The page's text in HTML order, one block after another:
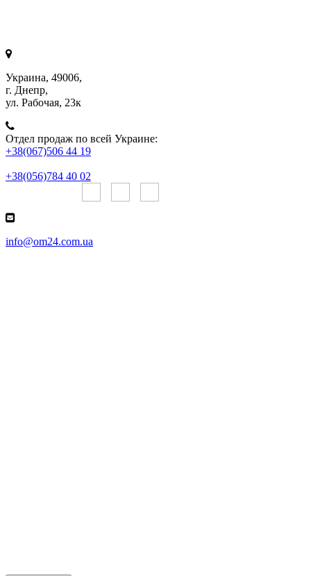
Украина, 49006,
г. Днепр,
ул. Рабочая, 23к
Отдел продаж по всей Украине:
+38(067)506 44 19
+38(056)784 40 02
info@om24.com.ua